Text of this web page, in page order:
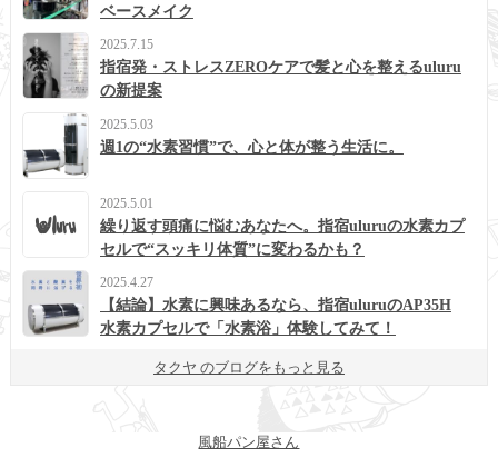
ベースメイク
2025.7.15
指宿発・ストレスZEROケアで髪と心を整えるuluru
の新提案
2025.5.03
週1の“水素習慣”で、心と体が整う生活に。
2025.5.01
繰り返す頭痛に悩むあなたへ。指宿uluruの水素カプ
セルで“スッキリ体質”に変わるかも？
2025.4.27
【結論】水素に興味あるなら、指宿uluruのAP35H
水素カプセルで「水素浴」体験してみて！
タクヤ のブログをもっと見る
風船パン屋さん